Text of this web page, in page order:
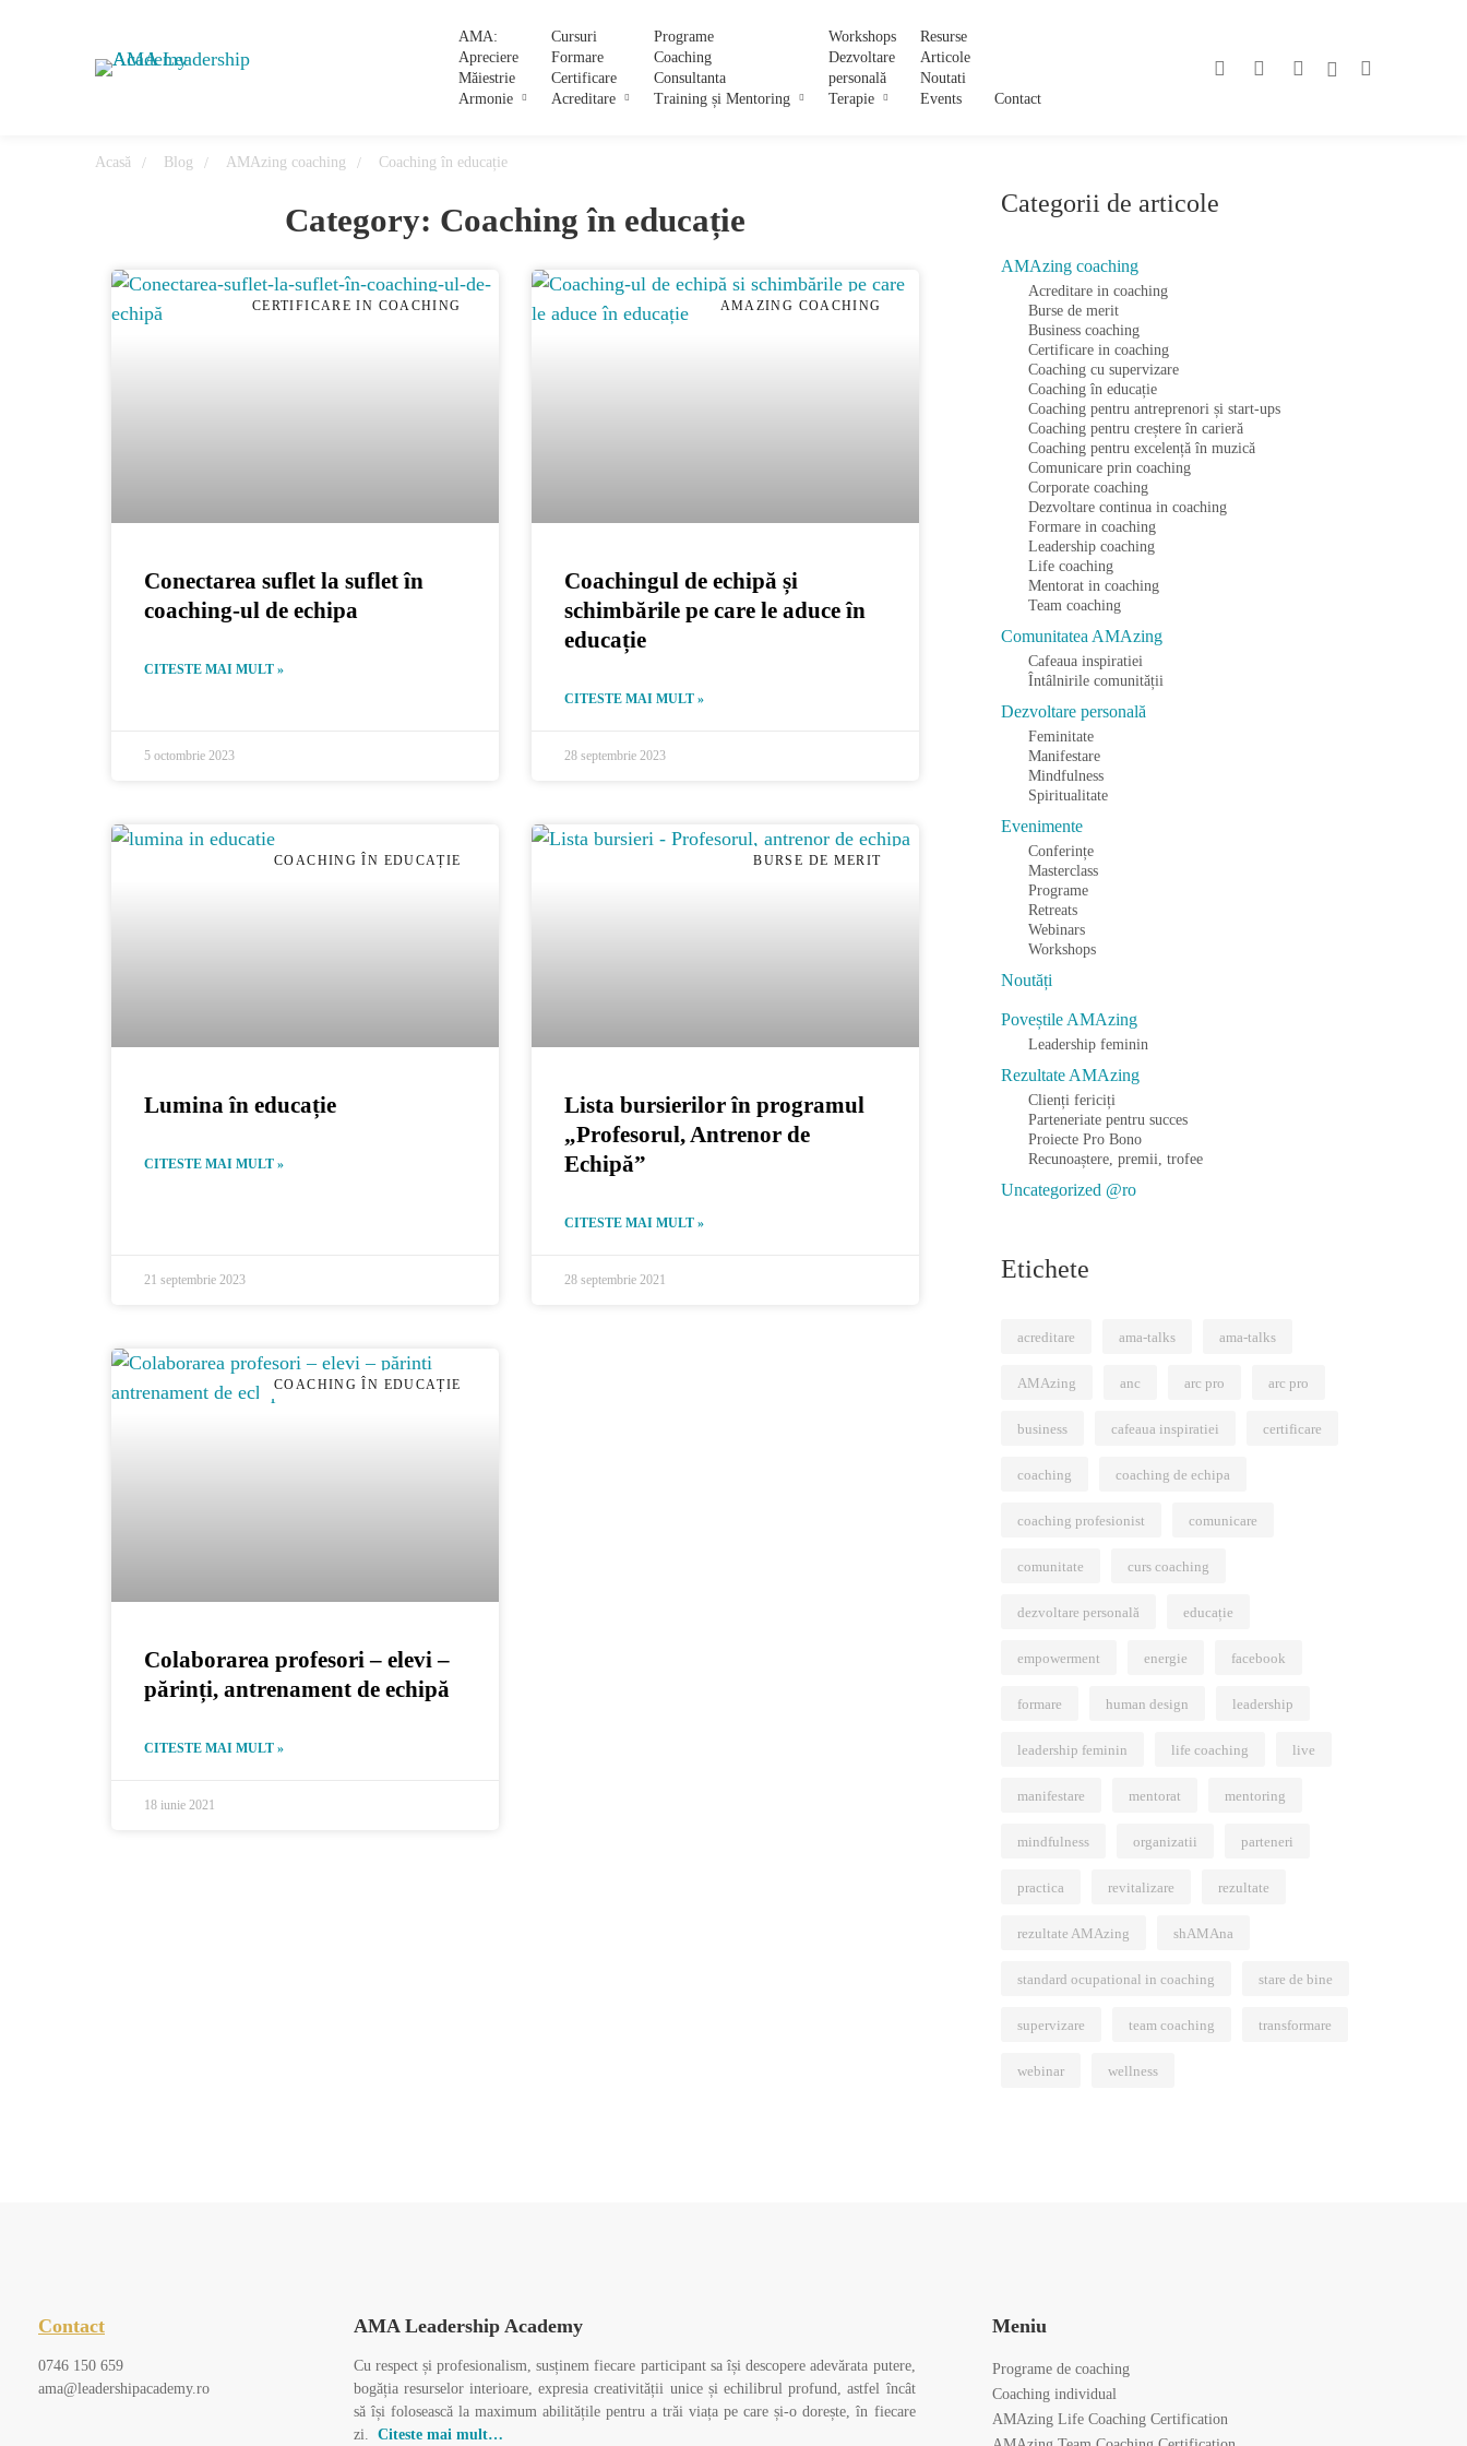
AMA:
Apreciere
Măiestrie
Armonie
Cursuri
Formare
Certificare
Acreditare
Programe
Coaching
Consultanta
Training și Mentoring
Workshops
Dezvoltare
personală
Terapie
Resurse
Articole
Noutati
Events
Contact
Acasă Blog AMAzing coaching Coaching în educație
Category: Coaching în educație
CERTIFICARE IN COACHING
Conectarea suflet la suflet în
coaching-ul de echipa
CITESTE MAI MULT »
5 octombrie 2023
AMAZING COACHING
Coachingul de echipă și
schimbările pe care le aduce în
educație
CITESTE MAI MULT »
28 septembrie 2023
COACHING ÎN EDUCAȚIE
Lumina în educație
CITESTE MAI MULT »
21 septembrie 2023
BURSE DE MERIT
Lista bursierilor în programul
„Profesorul, Antrenor de
Echipă”
CITESTE MAI MULT »
28 septembrie 2021
COACHING ÎN EDUCAȚIE
Colaborarea profesori – elevi –
părinți, antrenament de echipă
CITESTE MAI MULT »
18 iunie 2021
Categorii de articole
AMAzing coaching
Acreditare in coaching
Burse de merit
Business coaching
Certificare in coaching
Coaching cu supervizare
Coaching în educație
Coaching pentru antreprenori și start-ups
Coaching pentru creștere în carieră
Coaching pentru excelență în muzică
Comunicare prin coaching
Corporate coaching
Dezvoltare continua in coaching
Formare in coaching
Leadership coaching
Life coaching
Mentorat in coaching
Team coaching
Comunitatea AMAzing
Cafeaua inspiratiei
Întâlnirile comunității
Dezvoltare personală
Feminitate
Manifestare
Mindfulness
Spiritualitate
Evenimente
Conferințe
Masterclass
Programe
Retreats
Webinars
Workshops
Noutăți
Poveștile AMAzing
Leadership feminin
Rezultate AMAzing
Clienți fericiți
Parteneriate pentru succes
Proiecte Pro Bono
Recunoaștere, premii, trofee
Uncategorized @ro
Etichete
acreditare ama-talks ama-talks
AMAzing anc arc pro arc pro
business cafeaua inspiratiei certificare
coaching coaching de echipa
coaching profesionist comunicare
comunitate curs coaching
dezvoltare personală educație
empowerment energie facebook
formare human design leadership
leadership feminin life coaching live
manifestare mentorat mentoring
mindfulness organizatii parteneri
practica revitalizare rezultate
rezultate AMAzing shAMAna
standard ocupational in coaching stare de bine
supervizare team coaching transformare
webinar wellness
Contact
0746 150 659
ama@leadershipacademy.ro
AMA Leadership Academy
Cu respect și profesionalism, susținem fiecare participant sa își descopere adevărata putere,
bogăția resurselor interioare, expresia creativității unice și echilibrul profund, astfel încât
să își folosească la maximum abilitățile pentru a trăi viața pe care și-o dorește, în fiecare
zi. Citeste mai mult…
Meniu
Programe de coaching
Coaching individual
AMAzing Life Coaching Certification